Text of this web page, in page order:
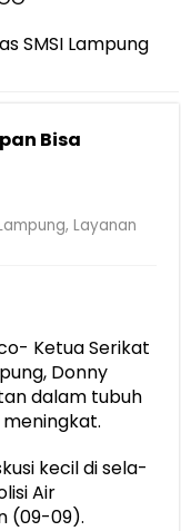
Lansia di
Jadi Provinsi
Penanganan
Raharja Tinjau Korban
Penanganan
KM Mutiara
SDM Adaptif
SMSI Lampung
Bisa
,Layanan
Ketua Serikat
Donny
dalam tubuh
meningkat.
kecil di sela-
Air
(09-09).